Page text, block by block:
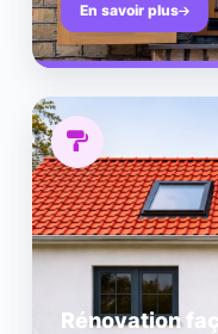
En savoir plus
Rénovation